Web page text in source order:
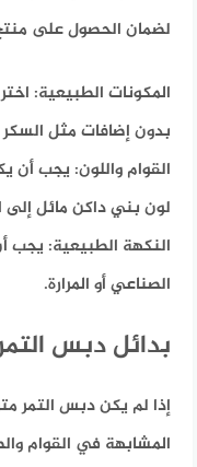
لضمان الحصول على
المكونات الطبيعية:
بدون إضافات مثل السكر
القوام واللون: يجب أن
لون بني داكن مائل إلى
النكهة الطبيعية: يجب
الصناعي أو المرارة.
بدائل دبس
إذا لم يكن دبس التمر
المشابهة في القوام